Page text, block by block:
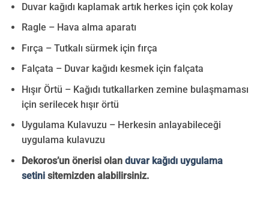
Duvar kağıdı kaplamak artık herkes için çok kolay
Ragle – Hava alma aparatı
Fırça – Tutkalı sürmek için fırça
Falçata – Duvar kağıdı kesmek için falçata
Hışır Örtü – Kağıdı tutkallarken zemine bulaşmaması
için serilecek hışır örtü
Uygulama Kulavuzu – Herkesin anlayabileceği
uygulama kulavuzu
Dekoros’un önerisi olan duvar kağıdı uygulama
setinisitemizden alabilirsiniz.